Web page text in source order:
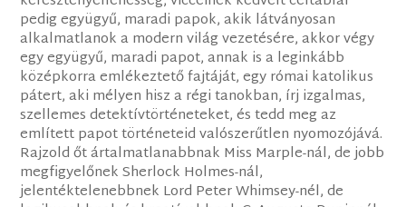
pedig együgyű, maradi papok, akik látványosan
alkalmatlanok a modern világ vezetésére, akkor végy
egy együgyű, maradi papot, annak is a leginkább
középkorra emlékeztető fajtáját, egy római katolikus
pátert, aki mélyen hisz a régi tanokban, írj izgalmas,
szellemes detektívtörténeteket, és tedd meg az
említett papot történeteid valószerűtlen nyomozójává.
Rajzold őt ártalmatlanabbnak Miss Marple-nál, de jobb
megfigyelőnek Sherlock Holmes-nál,
jelentéktelenebbnek Lord Peter Whimsey-nél, de